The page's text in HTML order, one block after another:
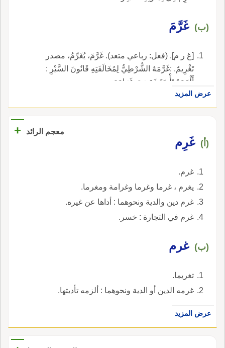
(ب) غَرَّمَ
[غ ر م]. (فعل: رباعي متعد). غَرَّمَ، يُغَرِّمُ، مصدر
تَغْرِيمٌ. :غَرَّمَهُ الشُّرْطِيُّ لِمُخَالَفَتِهِ قَانُونَ السَّيْرِ :
أَلْزَمَهُ تَأْدِيَةَ ذَعِيرَةٍ، غَرَامَةٍ.
عرض المزيد
معجم الرائد +
(أ) غَرِم
غرم.
يغرم ، غرما وغرما وغرامة ومغرما.
غرم دين والدية ونحوهما : أداها عن غيره.
غرم في التجارة : خسر.
(ب) غرم
تغريما.
غرمه الدين أو الدية ونحوهما : ألزمه تأديتها.
عرض المزيد